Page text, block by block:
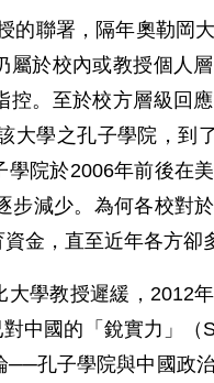
的聯署，隔年奧勒岡
於校內或教授個人
。至於校方層級回
大學之孔子學院，到
院於2006年前後在
步減少。為何各校對
金，直至近年各方卻
學教授遲緩，2012
中國的「銳實力」（
孔子學院與中國政